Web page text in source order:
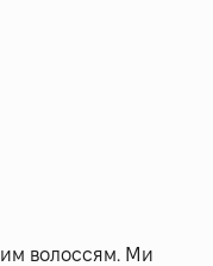
волоссям. Ми